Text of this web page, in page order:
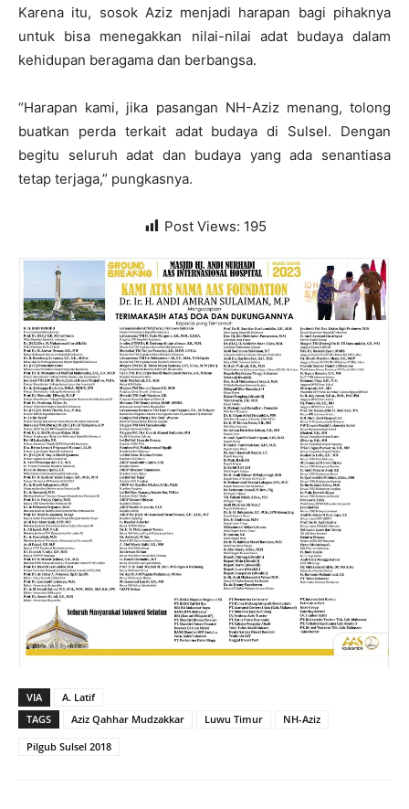
Karena itu, sosok Aziz menjadi harapan bagi pihaknya
untuk bisa menegakkan nilai-nilai adat budaya dalam
kehidupan beragama dan berbangsa.
“Harapan kami, jika pasangan NH-Aziz menang, tolong
buatkan perda terkait adat budaya di Sulsel. Dengan
begitu seluruh adat dan budaya yang ada senantiasa
tetap terjaga,” pungkasnya.
Post Views: 195
VIA
A. Latif
TAGS
Aziz Qahhar Mudzakkar Luwu Timur
NH-Aziz
Pilgub Sulsel 2018